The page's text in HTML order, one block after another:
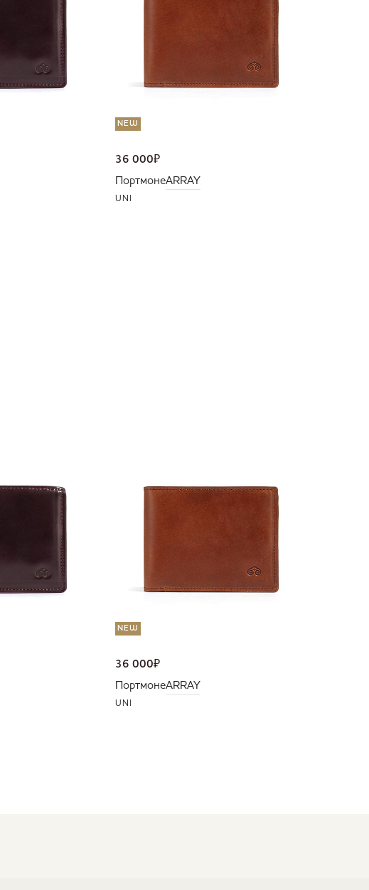
NEW
36 000₽
ПортмонеARRAY
UNI
NEW
36 000₽
ПортмонеARRAY
UNI